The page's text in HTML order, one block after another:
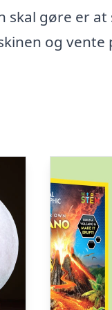
skal gøre er
og vente